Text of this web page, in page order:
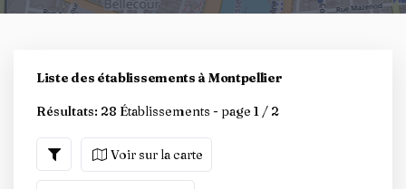
Liste des établissements à Montpellier
Résultats: 28 Établissements - page 1 / 2
Voir sur la carte